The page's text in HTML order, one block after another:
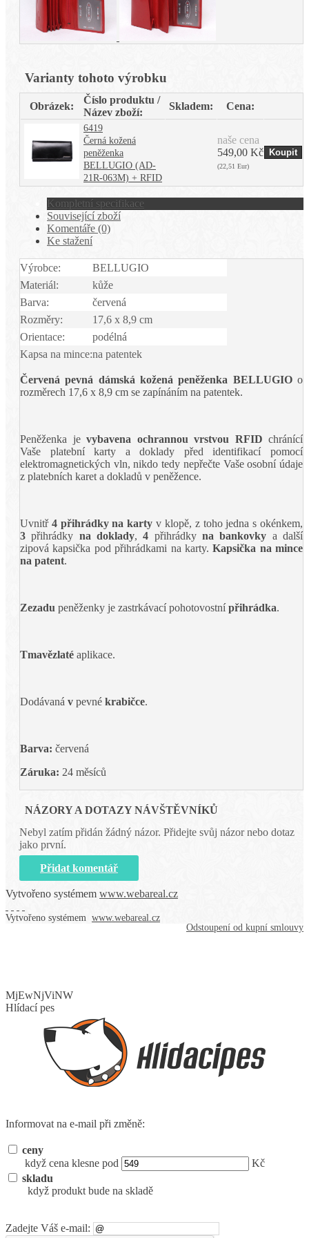
Varianty tohoto výrobku
Obrázek:
Číslo produktu /
Název zboží:
Skladem: Cena:
6419
Černá kožená
peněženka
BELLUGIO (AD-
21R-063M) + RFID
naše cena
549,00 Kč
(22,51 Eur)
Kompletní specifikace
Související zboží
Komentáře (0)
Ke stažení
Výrobce:
BELLUGIO
Materiál:
kůže
Barva:
červená
Rozměry:
17,6 x 8,9 cm
Orientace:
podélná
Kapsa na mince:na patentek
Červená pevná dámská kožená peněženka BELLUGIOo
rozměrech 17,6 x 8,9 cm se zapínáním na patentek.
Peněženka je vybavena ochrannou vrstvou RFID chránící
Vaše platební karty a doklady před identifikací pomocí
elektromagnetických vln, nikdo tedy nepřečte Vaše osobní údaje
z platebních karet a dokladů v peněžence.
Uvnitř 4 přihrádky na karty v klopě, z toho jedna s okénkem,
3 přihrádky na doklady,4 přihrádkyna bankovky a další
zipová kapsička pod přihrádkami na karty. Kapsička na mince
na patent.
Zezadu peněženky je zastrkávací pohotovostnípřihrádka.
Tmavězlaté aplikace.
Dodávaná v pevné krabičce.
Barva: červená
Záruka: 24 měsíců
NÁZORY A DOTAZY NÁVŠTĚVNÍKŮ
Nebyl zatím přidán žádný názor. Přidejte svůj názor nebo dotaz
jako první.
Přidat komentář
Vytvořeno systémem www.webareal.cz
Vytvořeno systémem www.webareal.cz
Odstoupení od kupní smlouvy
MjEwNjViNW
Hlídací pes
Informovat na e-mail při změně:
ceny
když cena klesne pod
Kč
skladu
když produkt bude na skladě
Zadejte Váš e-mail: